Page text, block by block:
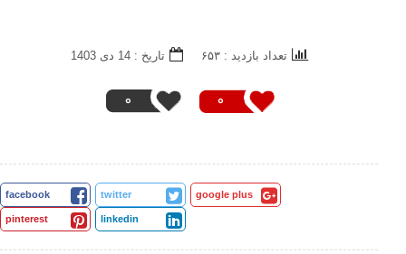
0
0
تعداد بازدید : ۶۵۳ تاريخ : 14 دی 1403
facebook twitter google plus
pinterest linkedin